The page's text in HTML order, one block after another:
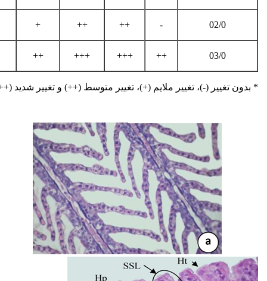
02/0
-
++
++
+
03/0
++
+++
+++
++
* بدون تغییر (-)، تغییر ملایم (+)، تغییر متوسط (++) و تغییر شدید